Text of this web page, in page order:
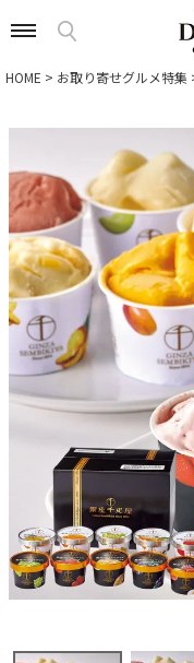
特集から選ぶ
予算から選ぶ
カテゴリから選ぶ
贈る相手から選ぶ
HOME お取り寄せグルメ特集